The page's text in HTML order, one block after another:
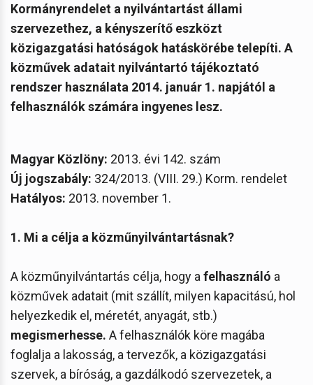
Kormányrendelet a nyilvántartást állami
szervezethez, a kényszerítő eszközt
közigazgatási hatóságok hatáskörébe telepíti. A
közművek adatait nyilvántartó tájékoztató
rendszer használata 2014. január 1. napjától a
felhasználók számára ingyenes lesz.
Magyar Közlöny: 2013. évi 142. szám
Új jogszabály: 324/2013. (VIII. 29.) Korm. rendelet
Hatályos: 2013. november 1.
1. Mi a célja a közműnyilvántartásnak?
A közműnyilvántartás célja, hogy a felhasználó a
közművek adatait (mit szállít, milyen kapacitású, hol
helyezkedik el, méretét, anyagát, stb.)
megismerhesse. A felhasználók köre magába
foglalja a lakosság, a tervezők, a közigazgatási
szervek, a bíróság, a gazdálkodó szervezetek, a